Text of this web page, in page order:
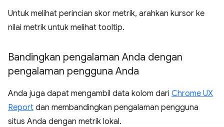
Untuk melihat perincian skor metrik, arahkan kursor ke
nilai metrik untuk melihat tooltip.
Bandingkan pengalaman Anda dengan
pengalaman pengguna Anda
Anda juga dapat mengambil data kolom dari Chrome UX
Report dan membandingkan pengalaman pengguna
situs Anda dengan metrik lokal.